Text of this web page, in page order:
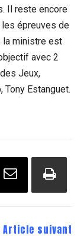
Il reste encore
épreuves de
la ministre est
avec 2
Jeux,
Tony Estanguet.
Article suivant